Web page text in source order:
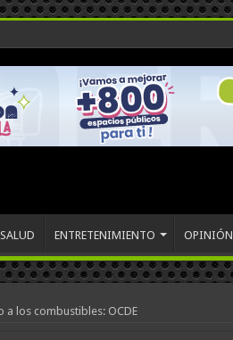
SALUD ENTRETENIMIENTO OPINIÓN
los combustibles: OCDE